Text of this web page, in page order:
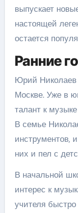
выпускает
настоящей
остается
Ранние
Юрий Николаев
Москве. Уже в
талант к
В семье
инструментов,
них и пел с
В начальной
интерес к
учителя